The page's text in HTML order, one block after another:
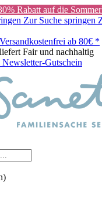
Rabatt auf die
Zur Suche springen
Versandkostenfrei ab 80€ *
Fair und nachhaltig
Newsletter-Gutschein